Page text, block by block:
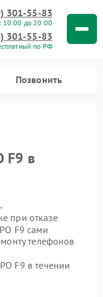
301-55-83
10:00 до 20:00
301-55-83
по РФ
Позвонить
F9 в
при отказе
F9 сами
телефонов
F9 в течении